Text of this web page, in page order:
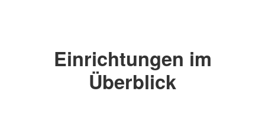
Einrichtungen im
Überblick